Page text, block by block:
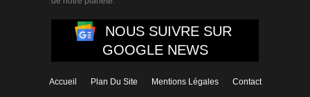
NOUS SUIVRE SUR
GOOGLE NEWS
Accueil Plan Du Site Mentions Légales Contact